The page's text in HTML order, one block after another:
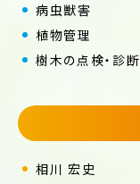
病虫獣害
植物管理
樹木の点検・診断
相川 宏史